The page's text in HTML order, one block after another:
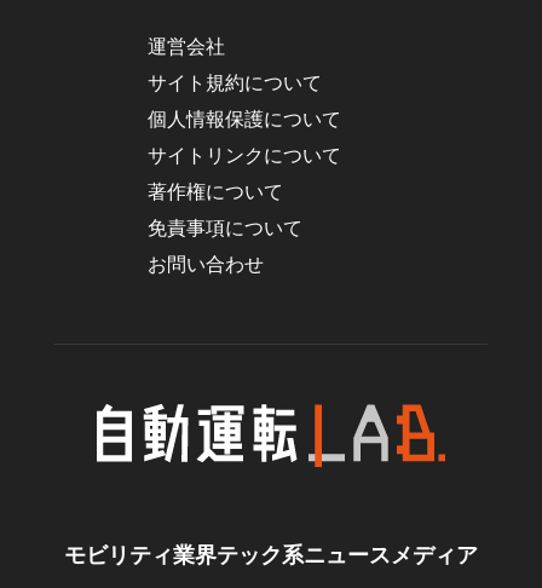
運営会社
サイト規約について
個人情報保護について
サイトリンクについて
著作権について
免責事項について
お問い合わせ
モビリティ業界テック系ニュースメディア